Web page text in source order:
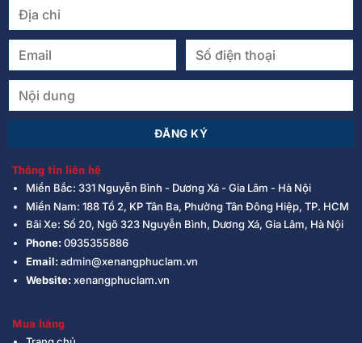
Thông tin liên hệ
Miền Bắc: 331 Nguyễn Bình - Dương Xá - Gia Lâm - Hà Nội
Miền Nam: 188 Tổ 2, KP Tân Ba, Phường Tân Đông Hiệp, TP. HCM
Bãi Xe: Số 20, Ngõ 323 Nguyễn Bình, Dương Xá, Gia Lâm, Hà Nội
Phone:0935355886
Email:admin@xenangphuclam.vn
Website:xenangphuclam.vn
Mua hàng